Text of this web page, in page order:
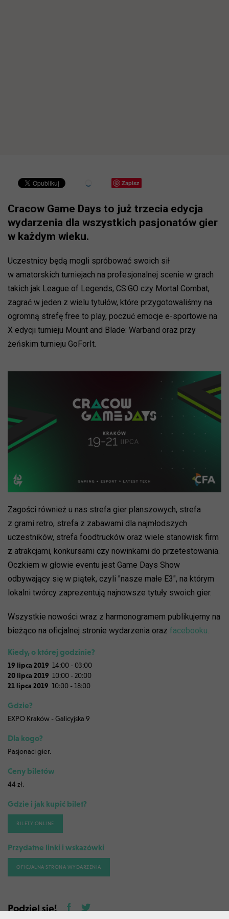
Zapisz
Cracow Game Days to już trzecia edycja
wydarzenia dla wszystkich pasjonatów gier
w każdym wieku.
Uczestnicy będą mogli spróbować swoich sił
w amatorskich turniejach na profesjonalnej scenie w grach
takich jak League of Legends, CS:GO czy Mortal Combat,
zagrać w jeden z wielu tytułów, które przygotowaliśmy na
ogromną strefę free to play, poczuć emocje e-sportowe na
X edycji turnieju Mount and Blade: Warband oraz przy
żeńskim turnieju GoForIt.
Zagości również u nas strefa gier planszowych, strefa
z grami retro, strefa z zabawami dla najmłodszych
uczestników, strefa foodtrucków oraz wiele stanowisk firm
z atrakcjami, konkursami czy nowinkami do przetestowania.
Oczkiem w głowie eventu jest Game Days Show
odbywający się w piątek, czyli "nasze małe E3", na którym
lokalni twórcy zaprezentują najnowsze tytuły swoich gier.
Wszystkie nowości wraz z harmonogramem publikujemy na
bieżąco na oficjalnej stronie wydarzenia oraz facebooku.
Kiedy, o której godzinie?
19 lipca 2019 14:00 - 03:00
20 lipca 2019 10:00 - 20:00
21 lipca 2019 10:00 - 18:00
Gdzie?
EXPO Kraków - Galicyjska 9
Dla kogo?
Pasjonaci gier.
Ceny biletów
44 zł.
Gdzie i jak kupić bilet?
BILETY ONLINE
Przydatne linki i wskazówki
OFICJALNA STRONA WYDARZENIA
Podziel się!